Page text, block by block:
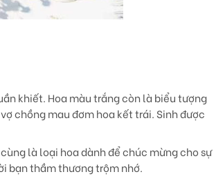
khiết. Hoa màu trắng còn là biểu tượng
chồng mau đơm hoa kết trái. Sinh được
là loại hoa dành để chúc mừng cho sự
bạn thầm thương trộm nhớ.